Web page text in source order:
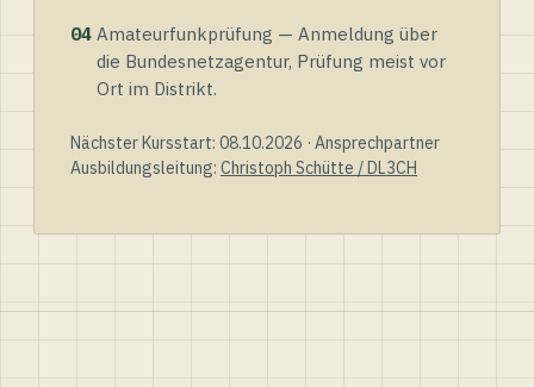
04 Amateurfunkprüfung — Anmeldung über
die Bundesnetzagentur, Prüfung meist vor
Ort im Distrikt.
Nächster Kursstart: 08.10.2026 · Ansprechpartner
Ausbildungsleitung: Christoph Schütte / DL3CH